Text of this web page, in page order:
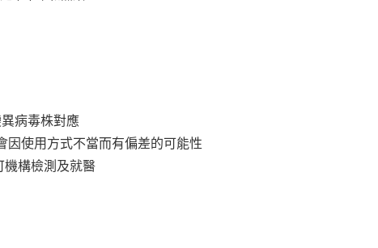
病毒株對應
因使用方式不當而有偏差的可能性
構檢測及就醫